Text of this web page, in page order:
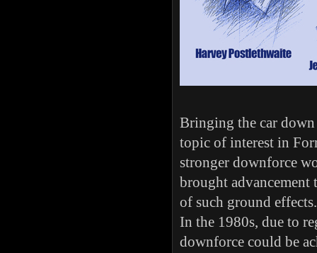
Bringing the car down
topic of interest in
stronger downforce
brought advancement
of such ground effects.
In the 1980s, due to
downforce could be